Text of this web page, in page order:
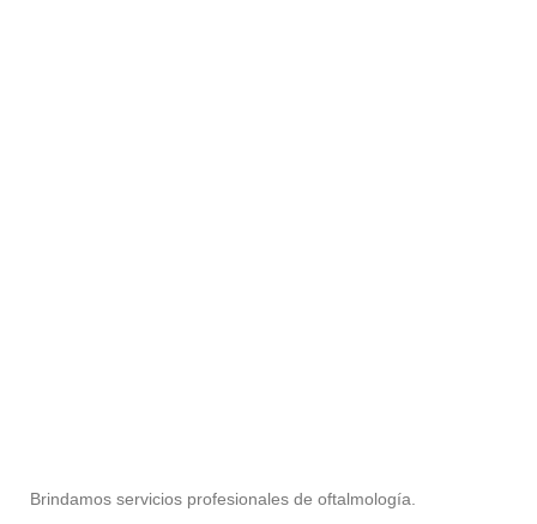
Brindamos servicios profesionales de oftalmología.